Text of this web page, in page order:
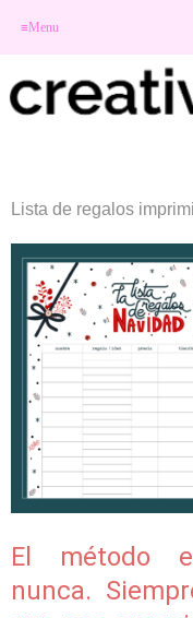
≡Menu
Lista de regalos
El método
nunca.